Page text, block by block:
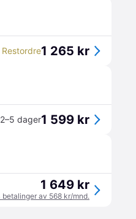
Restordre1 265 kr
2–5 dager1 599 kr
1 649 kr
betalinger av 568 kr/mnd.